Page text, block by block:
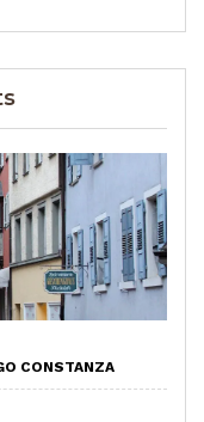
CONSTANZA